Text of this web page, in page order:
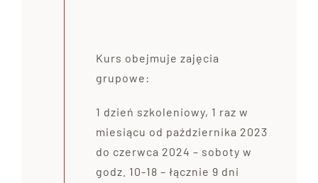
Kurs obejmuje zajęcia
grupowe:
1 dzień szkoleniowy, 1 raz w
miesiącu od października 2023
do czerwca 2024 – soboty w
godz. 10-18 – łącznie 9 dni